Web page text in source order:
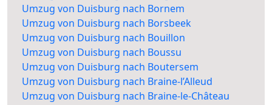
Umzug von Duisburg nach Bornem
Umzug von Duisburg nach Borsbeek
Umzug von Duisburg nach Bouillon
Umzug von Duisburg nach Boussu
Umzug von Duisburg nach Boutersem
Umzug von Duisburg nach Braine-l’Alleud
Umzug von Duisburg nach Braine-le-Château